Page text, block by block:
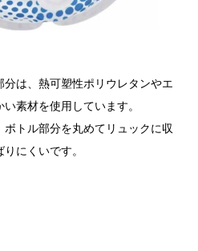
は、熱可塑性ポリウレタンやエ
素材を使用しています。
トル部分を丸めてリュックに収
にくいです。